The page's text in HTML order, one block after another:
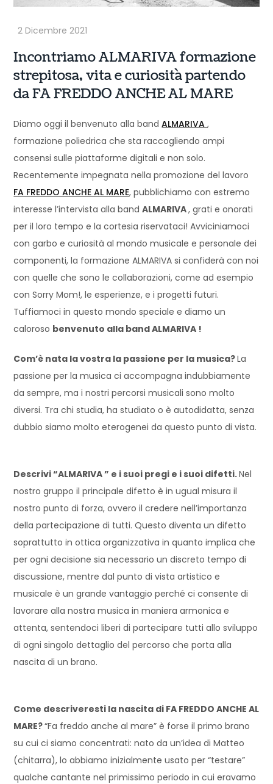
Incontriamo ALMARIVA formazione
strepitosa, vita e curiosità partendo
da FA FREDDO ANCHE AL MARE
Diamo oggi il benvenuto alla bandALMARIVA,
formazione poliedrica che sta raccogliendo ampi
consensi sulle piattaforme digitali e non solo.
Recentemente impegnata nella promozione del lavoro
FA FREDDO ANCHE AL MARE, pubblichiamo con estremo
interesse l’intervista alla bandALMARIVA, grati e onorati
per il loro tempo e la cortesia riservataci! Avviciniamoci
con garbo e curiosità al mondo musicale e personale dei
componenti, la formazione ALMARIVA si confiderà con noi
con quelle che sono le collaborazioni, come ad esempio
con Sorry Mom!, le esperienze, e i progetti futuri.
Tuffiamoci in questo mondo speciale e diamo un
caloroso benvenuto alla band ALMARIVA !
Com’è nata la vostra la passione per la musica?La
passione per la musica ci accompagna indubbiamente
da sempre, ma i nostri percorsi musicali sono molto
diversi. Tra chi studia, ha studiato o è autodidatta, senza
dubbio siamo molto eterogenei da questo punto di vista.
Descrivi “ALMARIVA ” e i suoi pregi e i suoi difetti.Nel
nostro gruppo il principale difetto è in ugual misura il
nostro punto di forza, ovvero il credere nell’importanza
della partecipazione di tutti. Questo diventa un difetto
soprattutto in ottica organizzativa in quanto implica che
per ogni decisione sia necessario un discreto tempo di
discussione, mentre dal punto di vista artistico e
musicale è un grande vantaggio perché ci consente di
lavorare alla nostra musica in maniera armonica e
attenta, sentendoci liberi di partecipare tutti allo sviluppo
di ogni singolo dettaglio del percorso che porta alla
nascita di un brano.
Come descriveresti la nascita di FA FREDDO ANCHE AL
MARE?“Fa freddo anche al mare” è forse il primo brano
su cui ci siamo concentrati: nato da un’idea di Matteo
(chitarra), lo abbiamo inizialmente usato per “testare”
qualche cantante nel primissimo periodo in cui eravamo